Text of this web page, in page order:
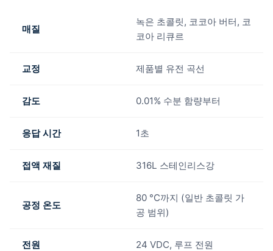
매질
녹은 초콜릿, 코코아 버터, 코
코아 리큐르
교정 제품별 유전 곡선
감도 0.01% 수분 함량부터
응답 시간 1초
접액 재질 316L 스테인리스강
공정 온도
80 °C까지 (일반 초콜릿 가
공 범위)
전원 24 VDC, 루프 전원